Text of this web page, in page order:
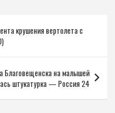
крушения вертолета с
Благовещенска на малышей
штукатурка — Россия 24